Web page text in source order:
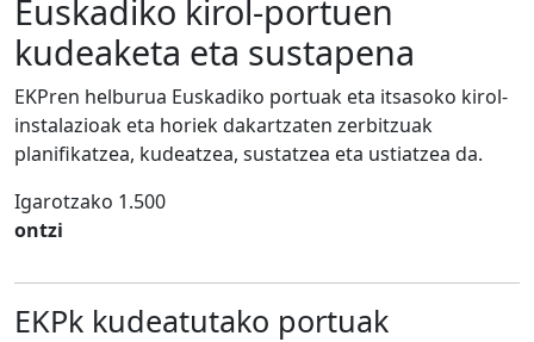
Euskadiko kirol-portuen
kudeaketa eta sustapena
EKPren helburua Euskadiko portuak eta itsasoko kirol-
instalazioak eta horiek dakartzaten zerbitzuak
planifikatzea, kudeatzea, sustatzea eta ustiatzea da.
Igarotzako 1.500
ontzi
EKPk kudeatutako portuak